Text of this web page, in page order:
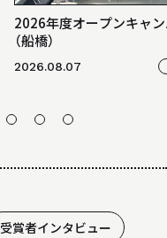
2026年度オープンキャ
（船橋）
2026.08.07
受賞者インタビュー